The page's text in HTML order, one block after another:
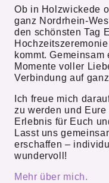
Ob in Holzwickede
ganz Nordrhein-
den schönsten Tag
kommt.
Momente voller
Verbindung auf
Ich freue mich
zu werden und
Erlebnis für Euch
Lasst uns
erschaffen –
wundervoll!
Mehr über mich.